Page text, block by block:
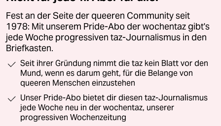
Fest an der Seite der queeren Community seit
1978: Mit unserem Pride-Abo der wochentaz gibt's
jede Woche progressiven taz-Journalismus in den
Briefkasten.
Seit ihrer Gründung nimmt die taz kein Blatt vor den
Mund, wenn es darum geht, für die Belange von
queeren Menschen einzustehen
Unser Pride-Abo bietet dir diesen taz-Journalismus
jede Woche neu in der wochentaz, unserer
progressiven Wochenzeitung